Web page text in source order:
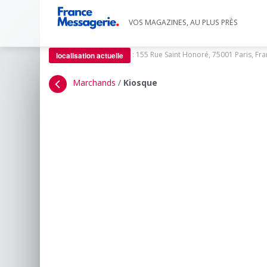
VOS MAGAZINES, AU PLUS PRÈS
localisation actuelle : 155 Rue Saint Honoré, 75001 Paris,
Marchands / Kiosque